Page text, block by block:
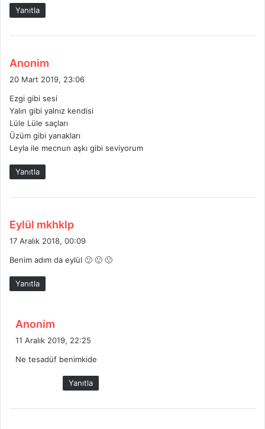
:
Yanıtla
Anonim
e
i
k
i
:
20 Mart 2019, 23:06
Ezgi gibi sesi
Yalın gibi yalnız kendisi
Lüle Lüle saçları
Üzüm gibi yanakları
Leyla ile mecnun aşkı gibi seviyorum
Yanıtla
Eylül mkhklp
e
i
17 Aralık 2018, 00:09
Benim adım da eylül 🙂 🙂 🙁
Yanıtla
Anonim
e
i
11 Aralık 2019, 22:25
Ne tesadüf benimkide
Yanıtla